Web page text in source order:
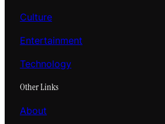
Culture
Entertainment
Technology
Other Links
About